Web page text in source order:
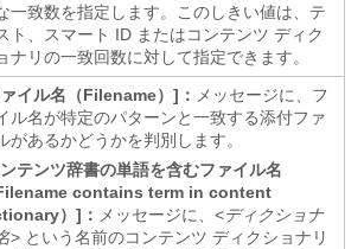
一致数を指定します。このしきい値は、テ
ト、スマート ID またはコンテンツ ディク
ナリの一致回数に対して指定できます。
イル名（Filename）]： メッセージに、フ
ル名が特定のパターンと一致する添付ファ
があるかどうかを判別します。
テンツ辞書の単語を含むファイル名
Filename contains term in content
）]： メッセージに、<ディクショナ
> という名前のコンテンツ ディクショナリ